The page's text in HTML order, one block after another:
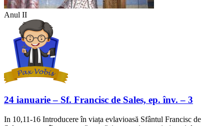
Anul II
24 ianuarie – Sf. Francisc de Sales, ep. înv. – 3
In 10,11-16 Introducere în viața evlavioasă Sfântul Francisc de